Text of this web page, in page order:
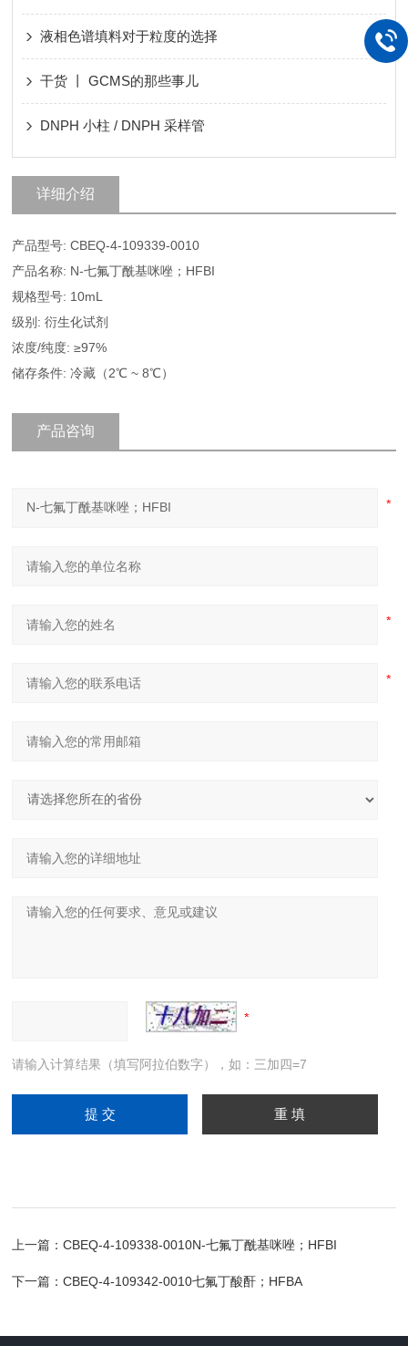
液相色谱填料对于粒度的选择
干货 丨 GCMS的那些事儿
DNPH 小柱 / DNPH 采样管
详细介绍
产品型号: CBEQ-4-109339-0010
产品名称: N-七氟丁酰基咪唑；HFBI
规格型号: 10mL
级别: 衍生化试剂
浓度/纯度: ≥97%
储存条件: 冷藏（2℃ ~ 8℃）
产品咨询
请输入计算结果（填写阿拉伯数字），如：三加四=7
上一篇：CBEQ-4-109338-0010N-七氟丁酰基咪唑；HFBI
下一篇：CBEQ-4-109342-0010七氟丁酸酐；HFBA